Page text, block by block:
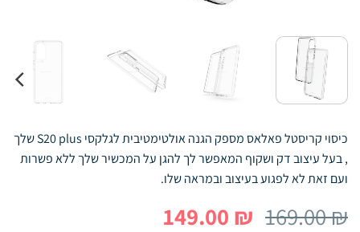
כיסוי קריסטל פאלאס מספק הגנה אולטימטיבית לגלקסי S20 plus שלך
, בעל עיצוב דק ושקוף המאפשר לך להגן על המכשיר שלך ללא פשרות
ועם זאת לא לפגוע בעיצוב ובמראה שלו.
169.00₪ המחיר
149.00 ₪ המחיר